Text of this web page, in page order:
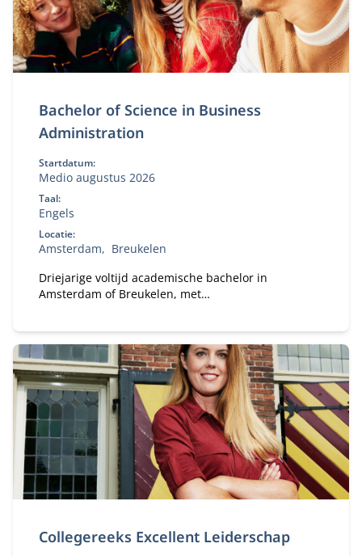
Bachelor of Science in Business
Administration
Startdatum:
Medio augustus 2026
Taal:
Engels
Locatie:
Amsterdam
Breukelen
Driejarige voltijd academische bachelor in
Amsterdam of Breukelen, met
Collegereeks Excellent Leiderschap